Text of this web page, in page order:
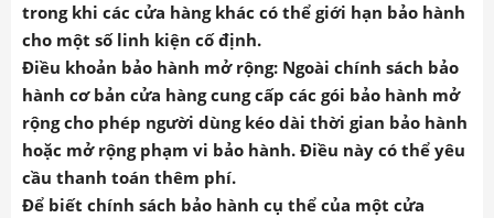
trong khi các cửa hàng khác có thể giới hạn bảo hành
cho một số linh kiện cố định.
Điều khoản bảo hành mở rộng: Ngoài chính sách bảo
hành cơ bản cửa hàngcung cấp các gói bảo hành mở
rộng cho phép người dùng kéo dài thời gian bảo hành
hoặc mở rộng phạm vi bảo hành. Điều này có thể yêu
cầu thanh toán thêm phí.
Để biết chính sách bảo hành cụ thể của một cửa